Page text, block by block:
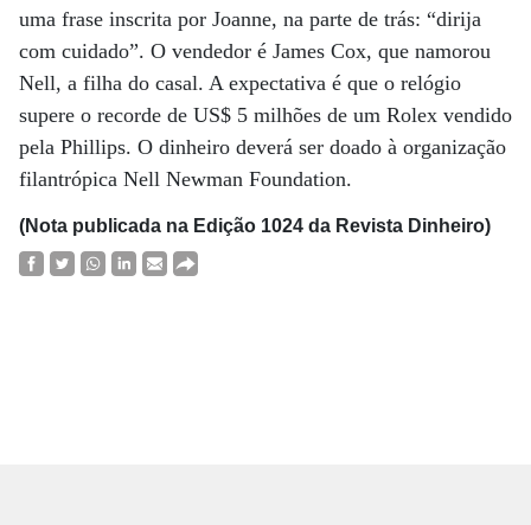
uma frase inscrita por Joanne, na parte de trás: “dirija
com cuidado”. O vendedor é James Cox, que namorou
Nell, a filha do casal. A expectativa é que o relógio
supere o recorde de US$ 5 milhões de um Rolex vendido
pela Phillips. O dinheiro deverá ser doado à organização
filantrópica Nell Newman Foundation.
(Nota publicada na Edição 1024 da Revista Dinheiro)